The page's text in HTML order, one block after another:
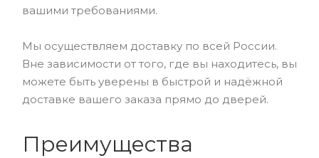
вашими требованиями.
Мы осуществляем доставку по всей России.
Вне зависимости от того, где вы находитесь, вы
можете быть уверены в быстрой и надёжной
доставке вашего заказа прямо до дверей.
Преимущества